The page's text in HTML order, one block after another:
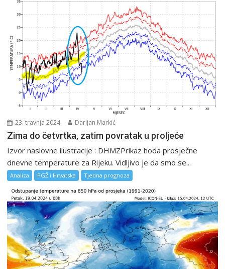
23. travnja 2024. Darijan Markić
Zima do četvrtka, zatim povratak u proljeće
Izvor naslovne ilustracije : DHMZPrikaz hoda prosječne
dnevne temperature za Rijeku. Vidljivo je da smo se...
Analiza PGŽ i Hrvatska Tjedna prognoza